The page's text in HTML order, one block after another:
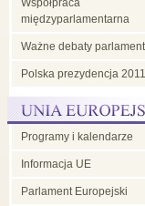
Współpraca
międzyparlamentarna
Ważne debaty
Polska prezydencja 2011
Programy i kalendarze
Informacja UE
Parlament Europejski